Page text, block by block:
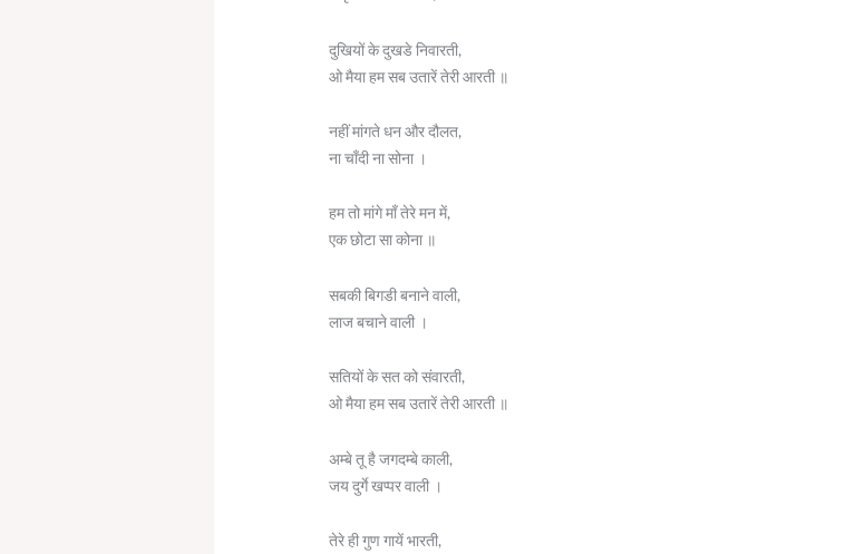
दुखियों के दुखडे निवारती,
ओ मैया हम सब उतारें तेरी आरती ॥
नहीं मांगते धन और दौलत,
ना चाँदी ना सोना ।
हम तो मांगे माँ तेरे मन में,
एक छोटा सा कोना ॥
सबकी बिगडी बनाने वाली,
लाज बचाने वाली ।
सतियों के सत को संवारती,
ओ मैया हम सब उतारें तेरी आरती ॥
अम्बे तू है जगदम्बे काली,
जय दुर्गे खप्पर वाली ।
तेरे ही गुण गायें भारती,